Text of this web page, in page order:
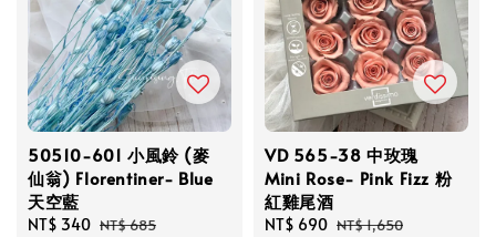
50510-601 小風鈴 (麥
仙翁) Florentiner- Blue
天空藍
Sale
NT$ 340 Regular
NT$ 685
VD 565-38 中玫瑰
Mini Rose- Pink Fizz 粉
紅雞尾酒
Sale
NT$ 690 Regular
NT$ 1,650